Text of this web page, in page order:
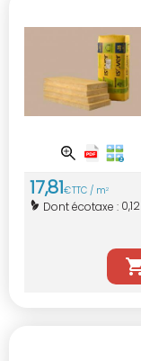
17,81€TTC / m2
Dont écotaxe : 0,12